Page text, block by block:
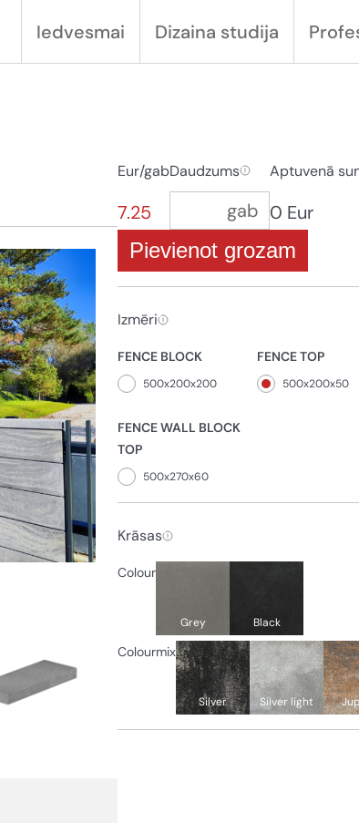
Iedvesmai Dizaina studija
Eur/gab
7.25
Daudzums Aptuvenā
0 Eur
Pievienot grozam
Izmēri
FENCE BLOCK
500x200x200
FENCE TOP
500x200x50
FENCE WALL BLOCK
TOP
500x270x60
Krāsas
Colour
Grey Black
Colourmix
Silver Silver light